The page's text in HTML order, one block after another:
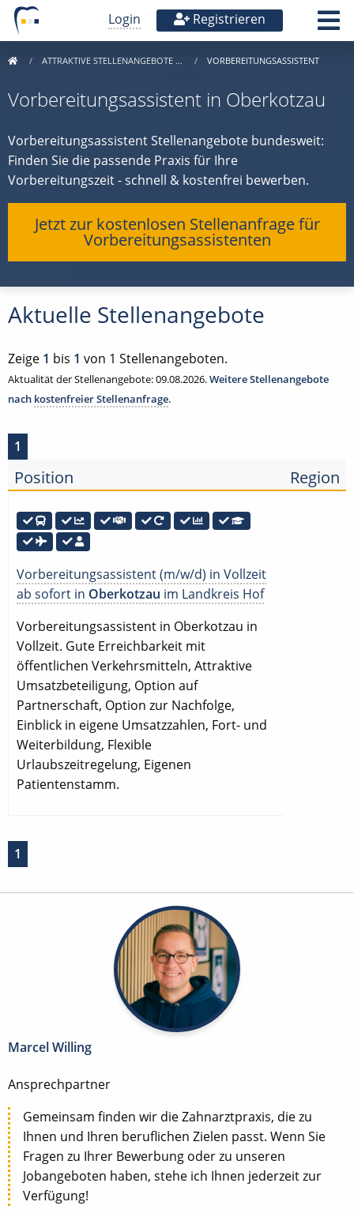
Login Registrieren
ATTRAKTIVE STELLENANGEBOTE … VORBEREITUNGSASSISTENT
Vorbereitungsassistent in Oberkotzau
Vorbereitungsassistent Stellenangebote bundesweit:
Finden Sie die passende Praxis für Ihre
Vorbereitungszeit - schnell & kostenfrei bewerben.
Jetzt zur kostenlosen Stellenanfrage für
Vorbereitungsassistenten
Aktuelle Stellenangebote
Zeige 1 bis 1 von 1 Stellenangeboten.
Aktualität der Stellenangebote: 09.08.2026.Weitere Stellenangebote
nach kostenfreier Stellenanfrage.
1
Position Region
Vorbereitungsassistent (m/w/d) in Vollzeit
ab sofort in Oberkotzau im Landkreis Hof
Vorbereitungsassistent in Oberkotzau in
Vollzeit. Gute Erreichbarkeit mit
öffentlichen Verkehrsmitteln, Attraktive
Umsatzbeteiligung, Option auf
Partnerschaft, Option zur Nachfolge,
Einblick in eigene Umsatzzahlen, Fort- und
Weiterbildung, Flexible
Urlaubszeitregelung, Eigenen
Patientenstamm.
1
Marcel Willing
Ansprechpartner
Gemeinsam finden wir die Zahnarztpraxis, die zu
Ihnen und Ihren beruflichen Zielen passt. Wenn Sie
Fragen zu Ihrer Bewerbung oder zu unseren
Jobangeboten haben, stehe ich Ihnen jederzeit zur
Verfügung!